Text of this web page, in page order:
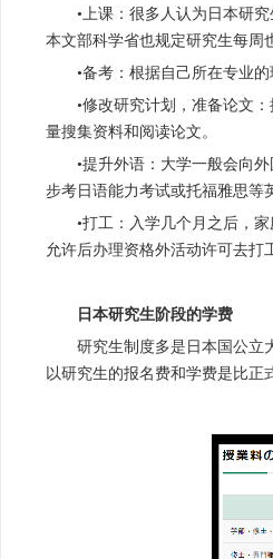
•上课：很多人认为日本研
本文部科学省也规定研究生每周
•备考：根据自己所在专业
•修改研究计划，准备论文
量搜集资料和阅读论文。
•提升外语：大学一般会向
步考日语能力考试或托福雅思等
•打工：入学几个月之后，
允许后办理资格外活动许可去打
日本研究生阶段的学费
研究生制度多是日本国公立
以研究生的报名费和学费是比